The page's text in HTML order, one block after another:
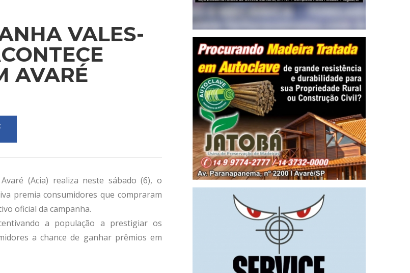
VALES-
AVARÉ
(Acia) realiza neste sábado (6), o
premia consumidores que compraram
oficial da campanha.
a população a prestigiar os
a chance de ganhar prêmios em